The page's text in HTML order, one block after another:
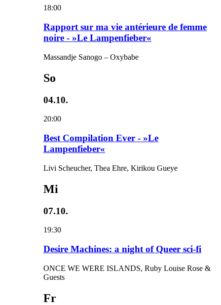
18:00
Rapport sur ma vie antérieure de femme
noire - »Le Lampenfieber«
Massandje Sanogo – Oxybabe
So
04.10.
20:00
Best Compilation Ever - »Le
Lampenfieber«
Livi Scheucher, Thea Ehre, Kirikou Gueye
Mi
07.10.
19:30
Desire Machines: a night of Queer sci-fi
ONCE WE WERE ISLANDS, Ruby Louise Rose &
Guests
Fr